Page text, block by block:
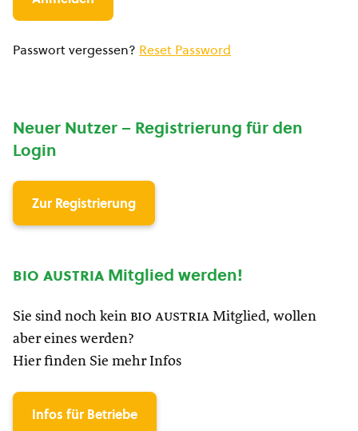
Passwort vergessen? Reset Password
Neuer Nutzer – Registrierung für den
Login
Zur Registrierung
bio austria Mitglied werden!
Sie sind noch kein bio austria Mitglied, wollen
aber eines werden?
Hier finden Sie mehr Infos
Infos für Betriebe